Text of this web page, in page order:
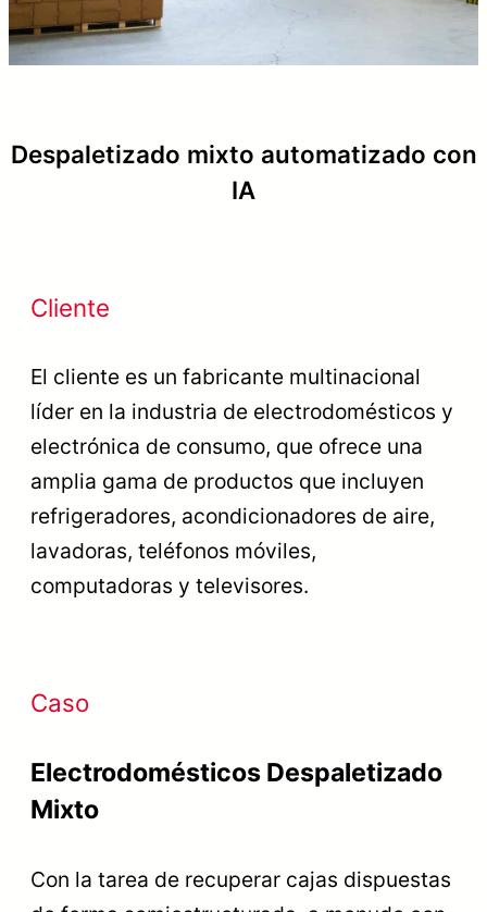
Despaletizado mixto automatizado con
IA
Cliente
El cliente es un fabricante multinacional
líder en la industria de electrodomésticos y
electrónica de consumo, que ofrece una
amplia gama de productos que incluyen
refrigeradores, acondicionadores de aire,
lavadoras, teléfonos móviles,
computadoras y televisores.
Caso
Electrodomésticos Despaletizado
Mixto
Con la tarea de recuperar cajas dispuestas